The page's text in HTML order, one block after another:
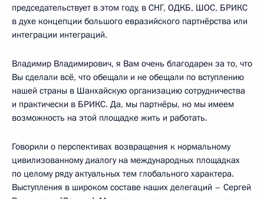
председательствует в этом году, в СНГ, ОДКБ, ШОС, БРИКС
в духе концепции большого евразийского партнёрства или
интеграции интеграций.
Владимир Владимирович, я Вам очень благодарен за то, что
Вы сделали всё, что обещали и не обещали по вступлению
нашей страны в Шанхайскую организацию сотрудничества
и практически в БРИКС. Да, мы партнёры, но мы имеем
возможность на этой площадке жить и работать.
Говорили о перспективах возвращения к нормальному
цивилизованному диалогу на международных площадках
по целому ряду актуальных тем глобального характера.
Выступления в широком составе наших делегаций – Сергей